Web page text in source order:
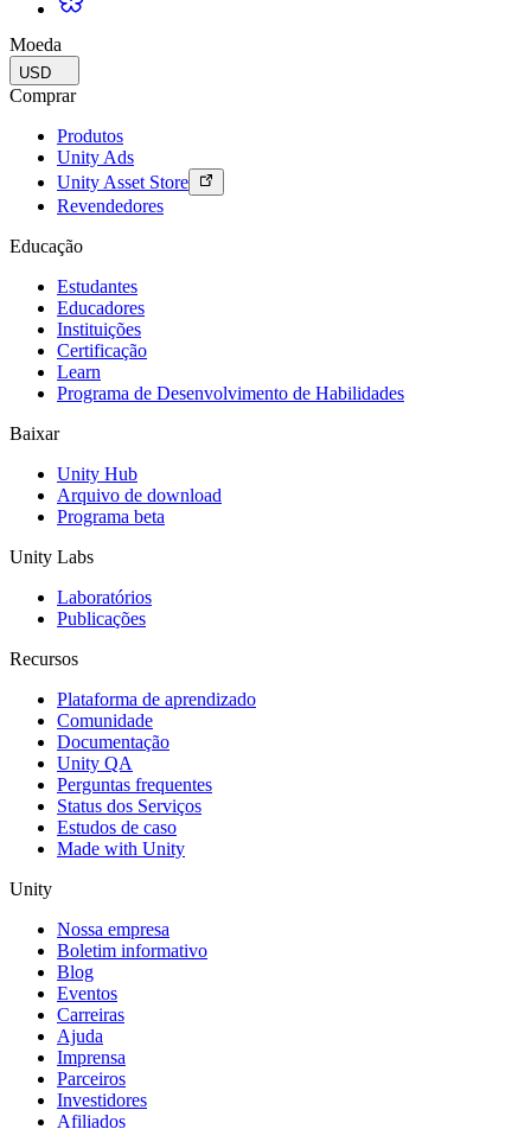
Moeda
USD
Comprar
Produtos
Unity Ads
Unity Asset Store
Revendedores
Educação
Estudantes
Educadores
Instituições
Certificação
Learn
Programa de Desenvolvimento de Habilidades
Baixar
Unity Hub
Arquivo de download
Programa beta
Unity Labs
Laboratórios
Publicações
Recursos
Plataforma de aprendizado
Comunidade
Documentação
Unity QA
Perguntas frequentes
Status dos Serviços
Estudos de caso
Made with Unity
Unity
Nossa empresa
Boletim informativo
Blog
Eventos
Carreiras
Ajuda
Imprensa
Parceiros
Investidores
Afiliados